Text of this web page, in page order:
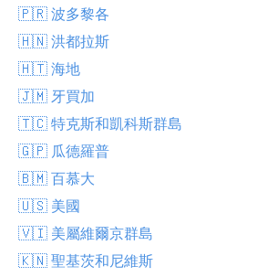
🇵🇷 波多黎各
🇭🇳 洪都拉斯
🇭🇹 海地
🇯🇲 牙買加
🇹🇨 特克斯和凱科斯群島
🇬🇵 瓜德羅普
🇧🇲 百慕大
🇺🇸 美國
🇻🇮 美屬維爾京群島
🇰🇳 聖基茨和尼維斯